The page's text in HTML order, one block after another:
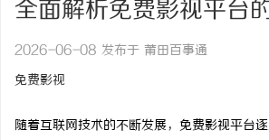
全面解析免费影视平台
2026-06-08 发布于 莆田百事通
免费影视
随着互联网技术的不断发展，免费影视平台